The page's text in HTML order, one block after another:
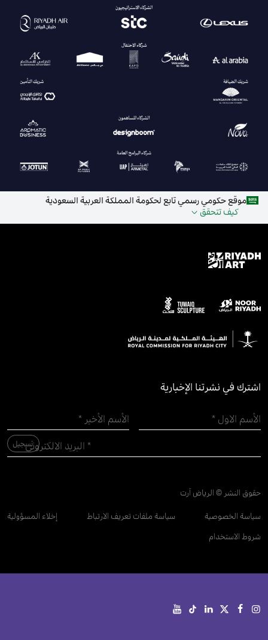
موقع حكومي رسمي تابع لحكومة المملكة العربية السعودية
كيف تتحقق
اشترك في نشرتنا الإخبارية
حقوق النشر © الرياض آرت
سياسة الخصوصية سياسة ملفات تعريف الارتباط
إخلاء المسؤولية
شروط الاستخدام